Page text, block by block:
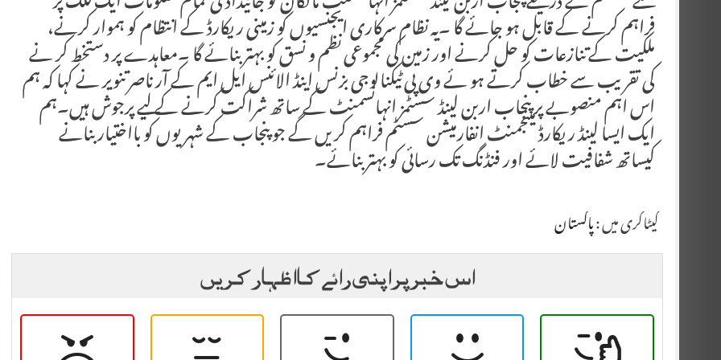
فراہم کرنے کے قابل ہو جائے گا ۔یہ نظام سرکاری ایجنسیوں کو زمینی ریکارڈ کے انتظام کو ہموار کرنے،
ملکیت کے تنازعات کو حل کرنے اور زمین کی مجموعی نظم و نسق کو بہتر بنائے گا ۔معاہدے پر دستخط کر نے
کی تقریب سے خطاب کرتے ہو ئے وی پی ٹیکنالوجی بزنس اینڈ الائنس ایل ایم کے آر ناصر تنویر نے کہا کہ ہم
اس اہم منصوبے پر پنجاب اربن لینڈ سسٹمز انہانسمنٹ کے ساتھ شراکت کرنے کے لیے پرجوش ہیں۔ہم
ایک ایسا لینڈ ریکارڈ مینجمنٹ انفارمیشن سسٹم فراہم کریں گے جو پنجاب کے شہریوں کو بااختیار بنانے
کیساتھ شفافیت لائے اور فنڈنگ تک رسائی کو بہتر بنائے۔
کیٹاگری میں :پاکستان
اس خبر پر اپنی رائے کا اظہار کریں